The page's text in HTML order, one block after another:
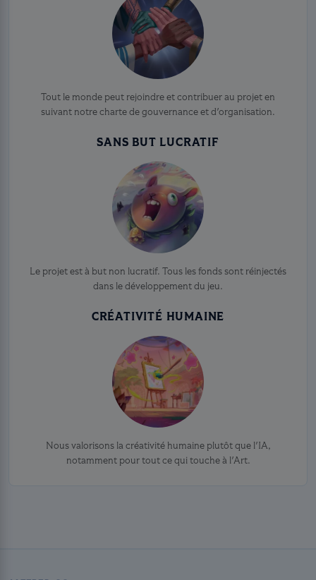
Tout le monde peut rejoindre et contribuer au projet en
suivant notre charte de gouvernance et d'organisation.
SANS BUT LUCRATIF
Le projet est à but non lucratif. Tous les fonds sont réinjectés
dans le développement du jeu.
CRÉATIVITÉ HUMAINE
Nous valorisons la créativité humaine plutôt que l'IA,
notamment pour tout ce qui touche à l'Art.